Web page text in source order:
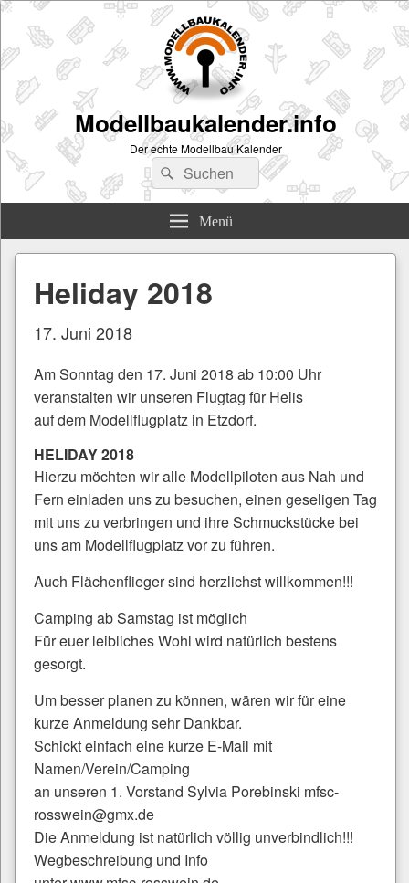
Modellbaukalender.info
Der echte Modellbau Kalender
Suchen
nach:
Suchen
Menü
Heliday 2018
17. Juni 2018
Am Sonntag den 17. Juni 2018 ab 10:00 Uhr
veranstalten wir unseren Flugtag für Helis
auf dem Modellflugplatz in Etzdorf.
HELIDAY 2018
Hierzu möchten wir alle Modellpiloten aus Nah und
Fern einladen uns zu besuchen, einen geseligen Tag
mit uns zu verbringen und ihre Schmuckstücke bei
uns am Modellflugplatz vor zu führen.
Auch Flächenflieger sind herzlichst willkommen!!!
Camping ab Samstag ist möglich
Für euer leibliches Wohl wird natürlich bestens
gesorgt.
Um besser planen zu können, wären wir für eine
kurze Anmeldung sehr Dankbar.
Schickt einfach eine kurze E-Mail mit
Namen/Verein/Camping
an unseren 1. Vorstand Sylvia Porebinski mfsc-
rosswein@gmx.de
Die Anmeldung ist natürlich völlig unverbindlich!!!
Wegbeschreibung und Info